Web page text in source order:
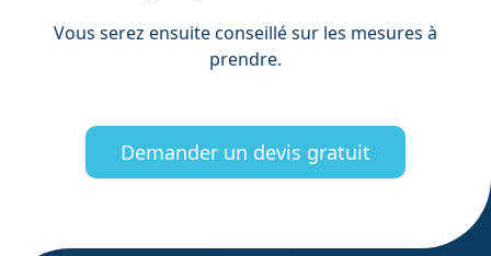
Vous serez ensuite conseillé sur les mesures à
prendre.
Demander un devis gratuit